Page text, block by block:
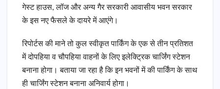
गेस्ट हाउस, लॉज और अन्य गैर सरकारी आवासीय भवन सरकार
के इस नए फैसले के दायरे में आएंगे।
रिपोर्टस की माने तो कुल स्वीकृत पार्किंग के एक से तीन प्रतिशत
में दोपहिया व चौपहिया वाहनों के लिए इलेक्ट्रिक चार्जिंग स्टेशन
बनाना होगा। बताया जा रहा है कि इन भवनों में की पार्किंग के साथ
ही चार्जिंग स्टेशन बनाना अनिवार्य होगा।